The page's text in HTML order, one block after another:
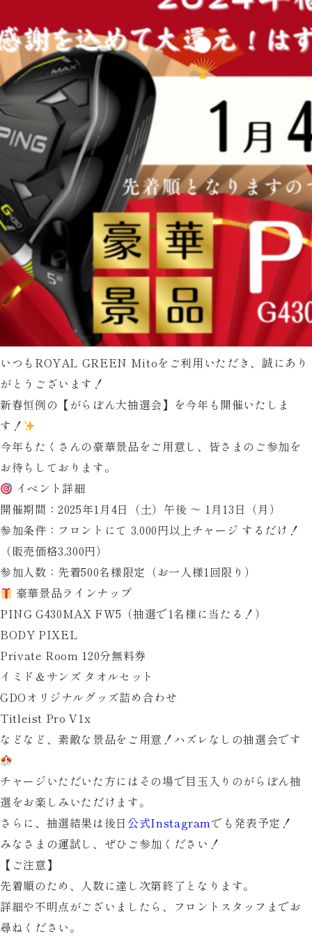
いつもROYAL GREEN Mitoをご利用いただき、誠にあり
がとうございます！
新春恒例の【がらぽん大抽選会】を今年も開催いたしま
す！
今年もたくさんの豪華景品をご用意し、皆さまのご参加を
お待ちしております。
イベント詳細
開催期間 ：2025年1月4日（土）午後 ～ 1月13日（月）
参加条件 ：フロントにて 3,000円以上チャージ するだけ！
（販売価格3,300円）
参加人数 ：先着500名様限定（お一人様1回限り）
豪華景品ラインナップ
PING G430MAX FW5 （抽選で1名様に当たる！）
BODY PIXEL
Private Room 120分無料券
イミド＆サンズ タオルセット
GDOオリジナルグッズ詰め合わせ
Titleist Pro V1x
などなど、素敵な景品をご用意！ハズレなしの抽選会です
チャージいただいた方にはその場で目玉入りのがらぽん抽
選をお楽しみいただけます。
さらに、抽選結果は後日 公式Instagramでも発表予定！
みなさまの運試し、ぜひご参加ください！
【ご注意】
先着順のため、人数に達し次第終了となります。
詳細や不明点がございましたら、フロントスタッフまでお
尋ねください。